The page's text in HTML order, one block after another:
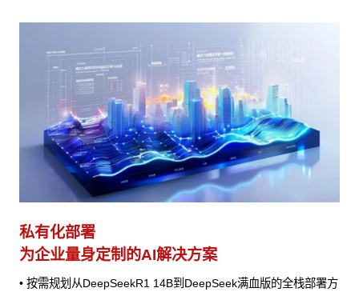
私有化部署
为企业量身定制的AI解决方案
• 按需规划从DeepSeekR1 14B到DeepSeek满血版的全栈部署方